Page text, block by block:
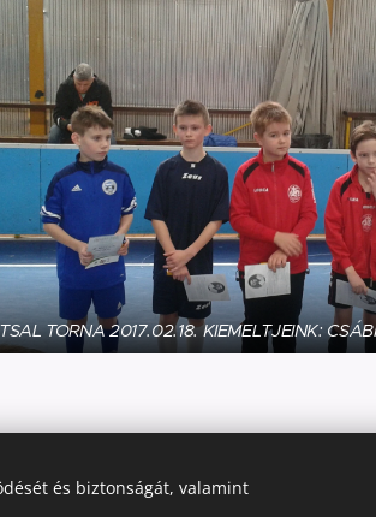
TORNA 2017.02.18. KIEMELTJEINK:
Vizy Zs. út 14.
és biztonságát, valamint